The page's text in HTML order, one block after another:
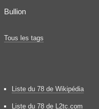
Bullion
Tous les tags
Liste du 78 de Wikipédia
Liste du 78 de L2tc.com